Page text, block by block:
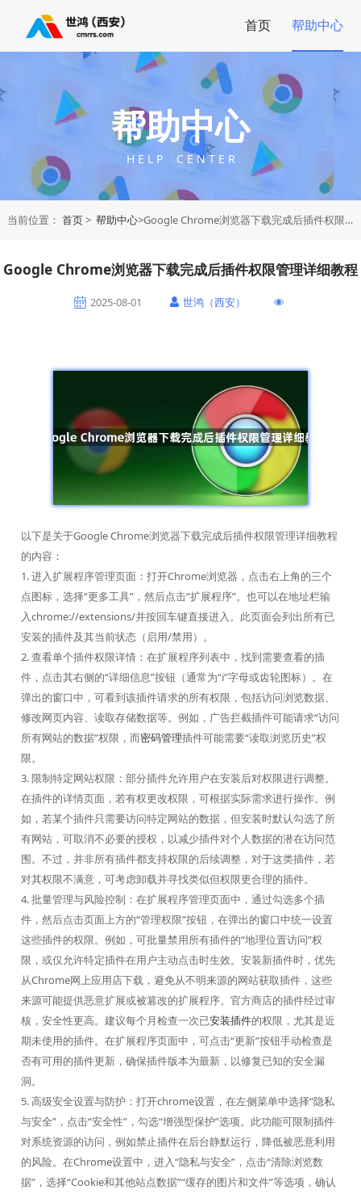
首页 帮助中心
帮助中心
H E L P C E N T E R
当前位置： 首页> 帮助中心>Google Chrome浏览器下载完成后插件权限管理详细教程
Google Chrome浏览器下载完成后插件权限管理详细教程
2025-08-01 世鸿（西安）
以下是关于Google Chrome浏览器下载完成后插件权限管理详细教程
的内容：
1. 进入扩展程序管理页面：打开Chrome浏览器，点击右上角的三个
点图标，选择“更多工具”，然后点击“扩展程序”。也可以在地址栏输
入chrome://extensions/并按回车键直接进入。此页面会列出所有已
安装的插件及其当前状态（启用/禁用）。
2. 查看单个插件权限详情：在扩展程序列表中，找到需要查看的插
件，点击其右侧的“详细信息”按钮（通常为“i”字母或齿轮图标）。在
弹出的窗口中，可看到该插件请求的所有权限，包括访问浏览数据、
修改网页内容、读取存储数据等。例如，广告拦截插件可能请求“访问
所有网站的数据”权限，而密码管理插件可能需要“读取浏览历史”权
限。
3. 限制特定网站权限：部分插件允许用户在安装后对权限进行调整。
在插件的详情页面，若有权更改权限，可根据实际需求进行操作。例
如，若某个插件只需要访问特定网站的数据，但安装时默认勾选了所
有网站，可取消不必要的授权，以减少插件对个人数据的潜在访问范
围。不过，并非所有插件都支持权限的后续调整，对于这类插件，若
对其权限不满意，可考虑卸载并寻找类似但权限更合理的插件。
4. 批量管理与风险控制：在扩展程序管理页面中，通过勾选多个插
件，然后点击页面上方的“管理权限”按钮，在弹出的窗口中统一设置
这些插件的权限。例如，可批量禁用所有插件的“地理位置访问”权
限，或仅允许特定插件在用户主动点击时生效。安装新插件时，优先
从Chrome网上应用店下载，避免从不明来源的网站获取插件，这些
来源可能提供恶意扩展或被篡改的扩展程序。官方商店的插件经过审
核，安全性更高。建议每个月检查一次已安装插件的权限，尤其是近
期未使用的插件。在扩展程序页面中，可点击“更新”按钮手动检查是
否有可用的插件更新，确保插件版本为最新，以修复已知的安全漏
洞。
5. 高级安全设置与防护：打开chrome设置，在左侧菜单中选择“隐私
与安全”，点击“安全性”，勾选“增强型保护”选项。此功能可限制插件
对系统资源的访问，例如禁止插件在后台静默运行，降低被恶意利用
的风险。在Chrome设置中，进入“隐私与安全”，点击“清除浏览数
据”，选择“Cookie和其他站点数据”“缓存的图片和文件”等选项，确认